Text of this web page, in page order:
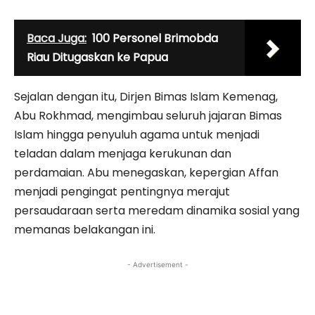
Baca Juga: 100 Personel Brimobda
Riau Ditugaskan ke Papua
Sejalan dengan itu, Dirjen Bimas Islam Kemenag,
Abu Rokhmad, mengimbau seluruh jajaran Bimas
Islam hingga penyuluh agama untuk menjadi
teladan dalam menjaga kerukunan dan
perdamaian. Abu menegaskan, kepergian Affan
menjadi pengingat pentingnya merajut
persaudaraan serta meredam dinamika sosial yang
memanas belakangan ini.
- Advertisement -